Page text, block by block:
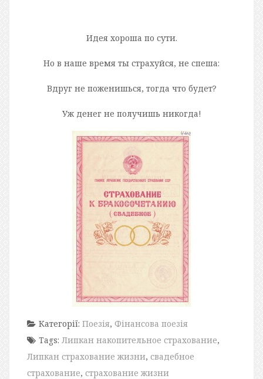
Идея хороша по сути.
Но в наше время ты страхуйся, не спеша:
Вдруг не поженишься, тогда что будет?
Уж денег не получишь никогда!
Категорії: Поезія, Фінансова поезія
Tags: Липкан накопительное страхование,
Липкан страхование жизни, свадебное
страхование, страхование жизни